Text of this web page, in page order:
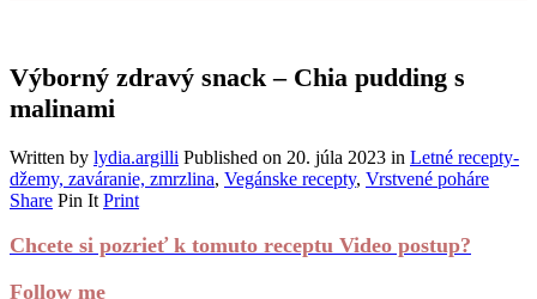
Výborný zdravý snack – Chia pudding s
malinami
Written by lydia.argilli Published on 20. júla 2023 in Letné recepty-
džemy, zaváranie, zmrzlina, Vegánske recepty, Vrstvené poháre
Share Pin It Print
Chcete si pozrieť k tomuto receptu Video postup?
Follow me